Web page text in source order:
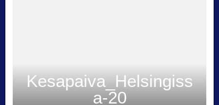
Kesapaiva_Helsingiss
a-20